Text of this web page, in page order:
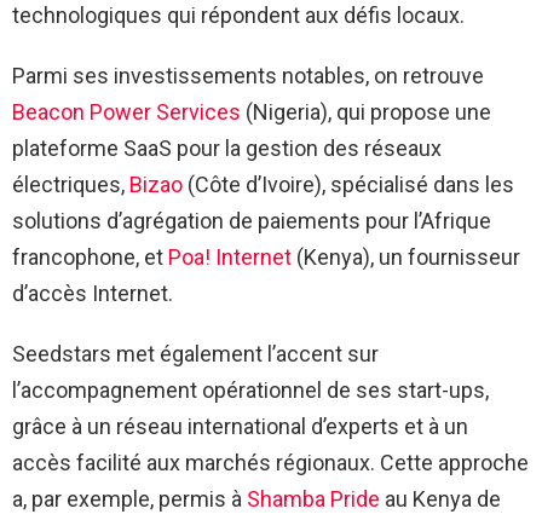
technologiques qui répondent aux défis locaux.
Parmi ses investissements notables, on retrouve
Beacon Power Services (Nigeria), qui propose une
plateforme SaaS pour la gestion des réseaux
électriques, Bizao (Côte d’Ivoire), spécialisé dans les
solutions d’agrégation de paiements pour l’Afrique
francophone, et Poa! Internet (Kenya), un fournisseur
d’accès Internet.
Seedstars met également l’accent sur
l’accompagnement opérationnel de ses start-ups,
grâce à un réseau international d’experts et à un
accès facilité aux marchés régionaux. Cette approche
a, par exemple, permis à Shamba Pride au Kenya de